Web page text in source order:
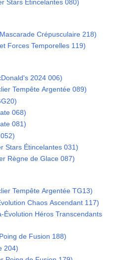
Stars Étincelantes 080)
Crépusculaire 218)
Forces Temporelles 119)
2024 006)
Tempête Argentée 089)
068)
081)
Stars Étincelantes 031)
Règne de Glace 087)
Tempête Argentée TG13)
Chaos Ascendant 117)
Évolution Héros Transcendants
de Fusion 188)
204)